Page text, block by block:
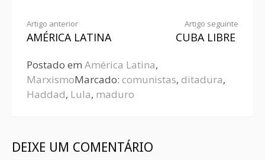
Artigo anterior
AMÉRICA LATINA
Artigo seguinte
CUBA LIBRE
Postado em América Latina,
MarxismoMarcado: comunistas, ditadura,
Haddad, Lula, maduro
DEIXE UM COMENTÁRIO